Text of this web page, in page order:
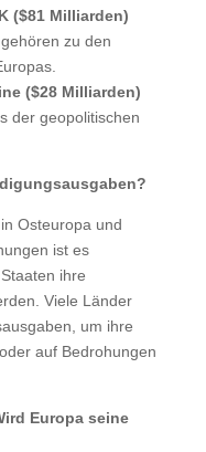
($81 Milliarden)
gehören zu den
($28 Milliarden)
der geopolitischen
Osteuropa und
ist es
ihre
Viele Länder
um ihre
auf Bedrohungen
Europa seine